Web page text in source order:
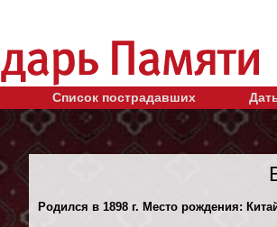
Список пострадавших
Родился в 1898 г. Место рождения: